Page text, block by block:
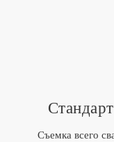
Съемка всего